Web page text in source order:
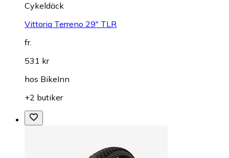
Cykeldäck
Vittoria Terreno 29" TLR
fr.
531 kr
hos BikeInn
+2 butiker